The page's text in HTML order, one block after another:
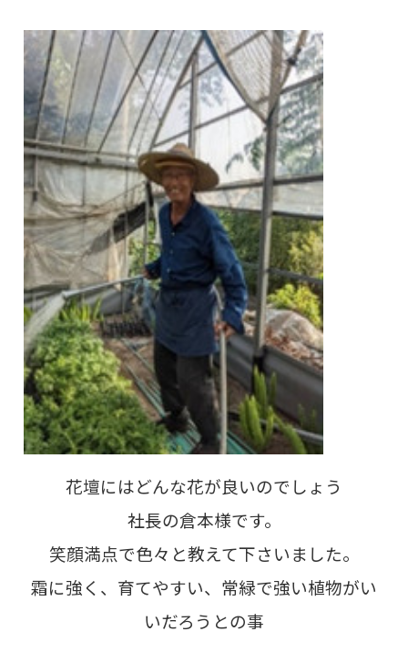
花壇にはどんな花が良いのでしょう
社長の倉本様です。
笑顔満点で色々と教えて下さいました。
霜に強く、育てやすい、常緑で強い植物がい
いだろうとの事